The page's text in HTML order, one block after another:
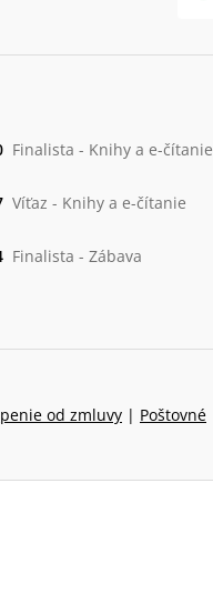
Finalista - Knihy a e-čítanie
Víťaz - Knihy a e-čítanie
Finalista - Zábava
od zmluvy | Poštovné